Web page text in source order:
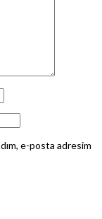
e-posta adresim